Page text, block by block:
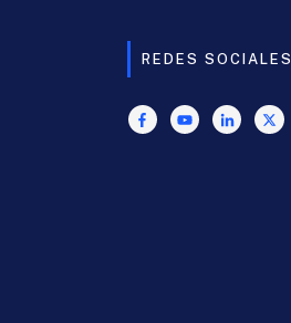
REDES SOCIALES